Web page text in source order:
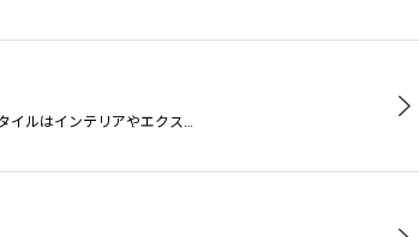
ルはインテリアやエクス…